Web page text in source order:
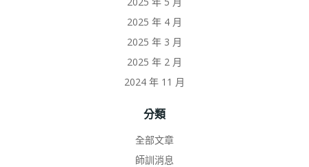
2025 年 4 月
2025 年 3 月
2025 年 2 月
2024 年 11 月
分類
全部文章
師訓消息